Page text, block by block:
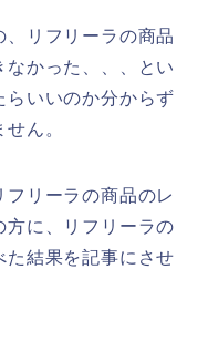
リフリーラの商品
かった、、、とい
らいいのか分からず
ん。
リーラの商品のレ
方に、リフリーラの
た結果を記事にさせ